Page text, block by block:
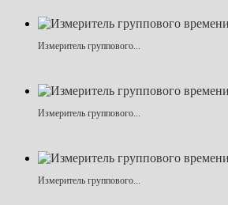
Измеритель группового...
Измеритель группового...
Измеритель группового...